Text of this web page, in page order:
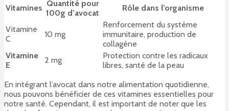
Vitamines Quantité pour
100g d’avocat
Rôle dans l’organisme
Vitamine
C
10 mg
Renforcement du système
immunitaire, production de
collagène
Vitamine
E
2 mg
Protection contre les radicaux
libres, santé de la peau
En intégrant l’avocat dans notre alimentation quotidienne,
nous pouvons bénéficier de ces vitamines essentielles pour
notre santé. Cependant, il est important de noter que les